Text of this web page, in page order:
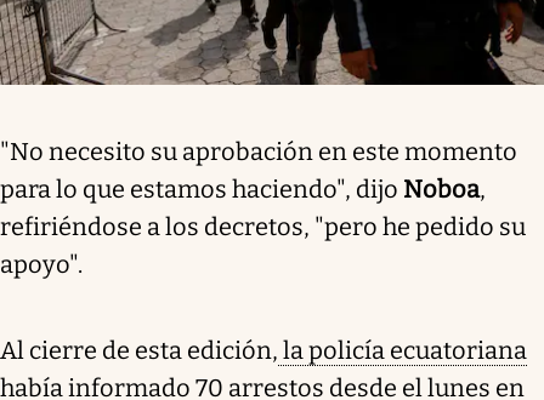
"No necesito su aprobación en este momento
para lo que estamos haciendo", dijo Noboa,
refiriéndose a los decretos, "pero he pedido su
apoyo".
Al cierre de esta edición, la policía ecuatoriana
había informado 70 arrestos desde el lunes en